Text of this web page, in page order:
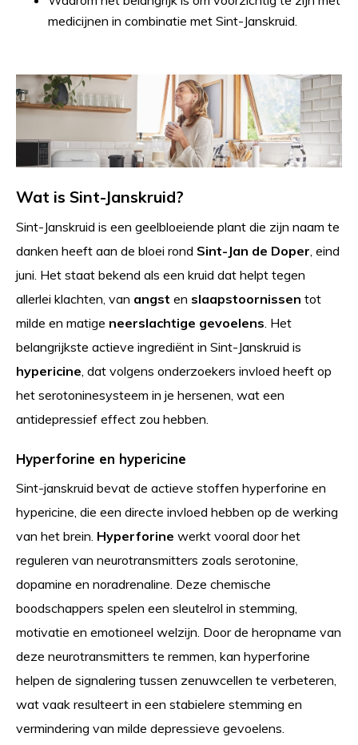
medicijnen in combinatie met Sint-Janskruid.
Wat is Sint-Janskruid?
Sint-Janskruid is een geelbloeiende plant die zijn naam te
danken heeft aan de bloei rond Sint-Jan de Doper, eind
juni. Het staat bekend als een kruid dat helpt tegen
allerlei klachten, van angst en slaapstoornissen tot
milde en matige neerslachtige gevoelens. Het
belangrijkste actieve ingrediënt in Sint-Janskruid is
hypericine, dat volgens onderzoekers invloed heeft op
het serotoninesysteem in je hersenen, wat een
antidepressief effect zou hebben.
Hyperforine en hypericine
Sint-janskruid bevat de actieve stoffen hyperforine en
hypericine, die een directe invloed hebben op de werking
van het brein. Hyperforine werkt vooral door het
reguleren van neurotransmitters zoals serotonine,
dopamine en noradrenaline. Deze chemische
boodschappers spelen een sleutelrol in stemming,
motivatie en emotioneel welzijn. Door de heropname van
deze neurotransmitters te remmen, kan hyperforine
helpen de signalering tussen zenuwcellen te verbeteren,
wat vaak resulteert in een stabielere stemming en
vermindering van milde depressieve gevoelens.